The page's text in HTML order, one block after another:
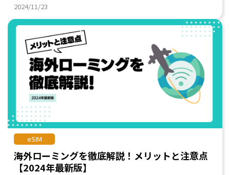
2024/11/23
eSIM
海外ローミングを徹底解説！メリットと注意点
【2024年最新版】